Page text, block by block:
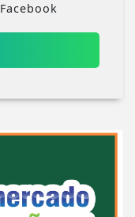
Facebook